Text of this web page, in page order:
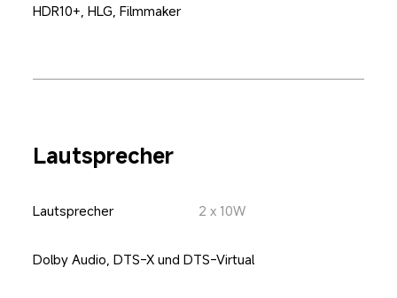
HDR10+, HLG, Filmmaker
Lautsprecher
Lautsprecher 2 x 10W
Dolby Audio, DTS-X und DTS-Virtual